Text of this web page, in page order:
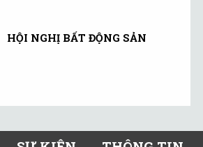
HỘI NGHỊ BẤT ĐỘNG SẢN